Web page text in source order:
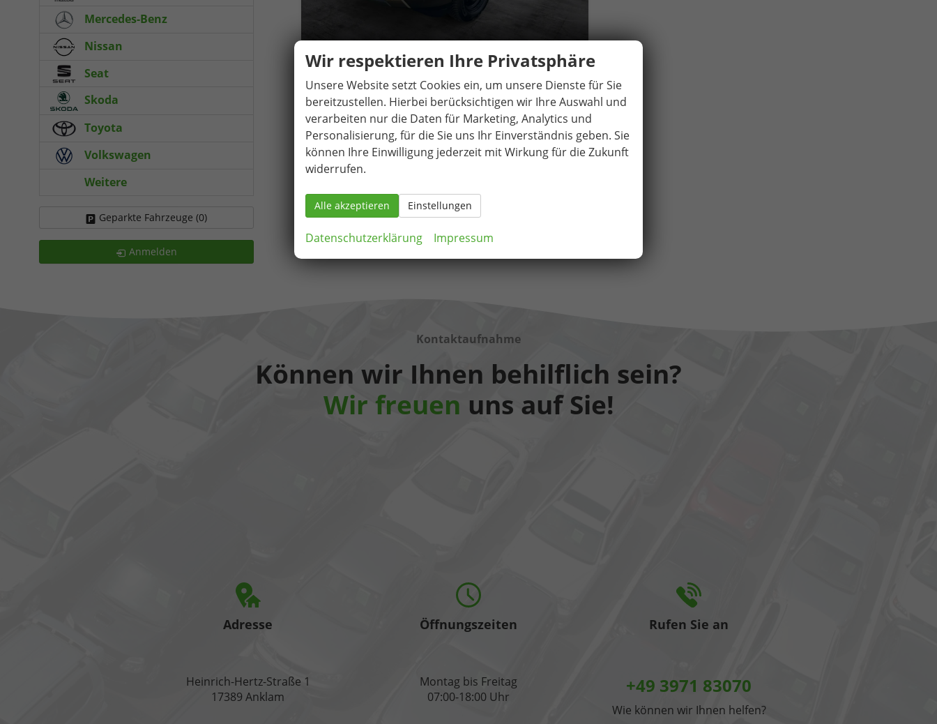
Ford EcoSport
1.0 EcoBoost Trend
14 Tage Gebrauchtwagen
Fahrzeugnr. 82780 Getriebe Schalt. 6-Gang
Kraftstoff Benzin Außenfarbe Magnetic-Grau Metallic
Leistung 74 kW (101 PS) Kilometerstand 85.000 km
19.03.2019
10.490,– €
Differenzbesteuert
Mercedes-Benz
Nissan
Seat
Skoda
Toyota
Volkswagen
Weitere
Geparkte Fahrzeuge (0)
Anmelden
Kontaktaufnahme
Können wir Ihnen behilflich sein?
Wir freuen uns auf Sie!
Adresse
Heinrich-Hertz-Straße 1
17389 Anklam
Öffnungszeiten
Montag bis Freitag
07:00-18:00 Uhr
Rufen Sie an
+49 3971 83070
Wie können wir Ihnen helfen?
Wir respektieren Ihre Privatsphäre
Unsere Website setzt Cookies ein, um unsere Dienste für Sie
bereitzustellen. Hierbei berücksichtigen wir Ihre Auswahl und
verarbeiten nur die Daten für Marketing, Analytics und
Personalisierung, für die Sie uns Ihr Einverständnis geben. Sie
können Ihre Einwilligung jederzeit mit Wirkung für die Zukunft
widerrufen.
Alle akzeptieren Einstellungen
Datenschutzerklärung Impressum